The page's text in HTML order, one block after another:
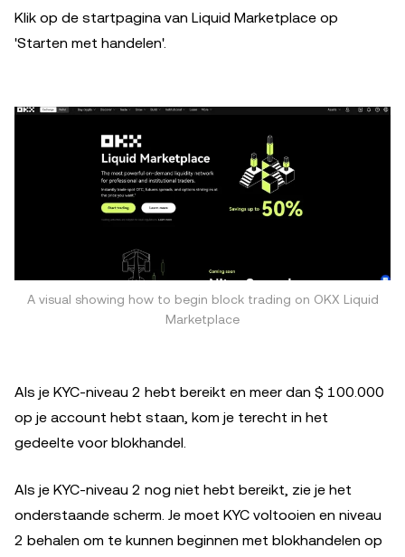
Klik op de startpagina van Liquid Marketplace op
'Starten met handelen'.
A visual showing how to begin block trading on OKX Liquid
Marketplace
Als je KYC-niveau 2 hebt bereikt en meer dan $ 100.000
op je account hebt staan, kom je terecht in het
gedeelte voor blokhandel.
Als je KYC-niveau 2 nog niet hebt bereikt, zie je het
onderstaande scherm. Je moet KYC voltooien en niveau
2 behalen om te kunnen beginnen met blokhandelen op